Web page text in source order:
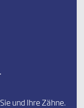
und Ihre Zähne.